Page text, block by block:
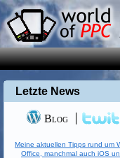
Letzte News
Blog
Meine aktuellen Tipps rund um
Office, manchmal auch iOS